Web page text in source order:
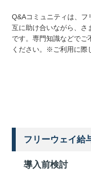
Q&Aコミュニティは、
互に助け合いながら、さ
です。専門知識などでご
ください。※ご利用に際
フリーウェイ給
導入前検討